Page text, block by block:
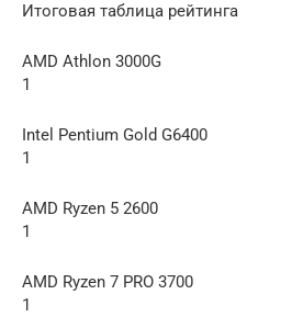
Итоговая таблица рейтинга
AMD Athlon 3000G
1
Intel Pentium Gold G6400
1
AMD Ryzen 5 2600
1
AMD Ryzen 7 PRO 3700
1